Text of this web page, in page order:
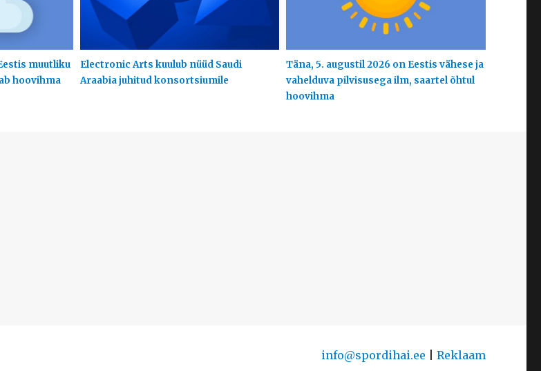
muutliku
hoovihma
Electronic Arts kuulub nüüd Saudi
Araabia juhitud konsortsiumile
Täna, 5. augustil 2026 on Eestis vähese ja
vahelduva pilvisusega ilm, saartel õhtul
hoovihma
info@spordihai.ee Reklaam